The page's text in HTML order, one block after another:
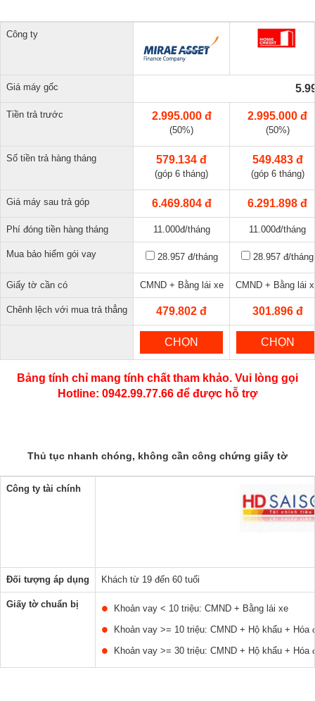
Công ty
Giá máy gốc
Tiền trả trước 2.995.000 đ
(50%)
2.995.000 đ
(50%)
Số tiền trả hàng tháng 579.134 đ
(góp 6 tháng)
549.483 đ
(góp 6 tháng)
Giá máy sau trả góp 6.469.804 đ 6.291.898 đ
Phí đóng tiền hàng tháng 11.000đ/tháng 11.000đ/tháng
Mua bảo hiểm gói vay 28.957 đ/tháng 28.957 đ/tháng
Giấy tờ cần có CMND + Bằng lái xe CMND + Bằng lái
Chênh lệch với mua trả thẳng 479.802 đ 301.896 đ
CHỌN CHỌN
Bảng tính chỉ mang tính chất tham khảo. Vui lòng gọi
Hotline: 0942.99.77.66 để được hỗ trợ
Thủ tục nhanh chóng, không cần công chứng giấy tờ
Công ty tài chính
Đối tượng áp dụng Khách từ 19 đến 60 tuổi
Giấy tờ chuẩn bị
Khoản vay < 10 triệu: CMND + Bằng lái xe
Khoản vay >= 10 triệu: CMND + Hộ khẩu +
Khoản vay >= 30 triệu: CMND + Hộ khẩu +